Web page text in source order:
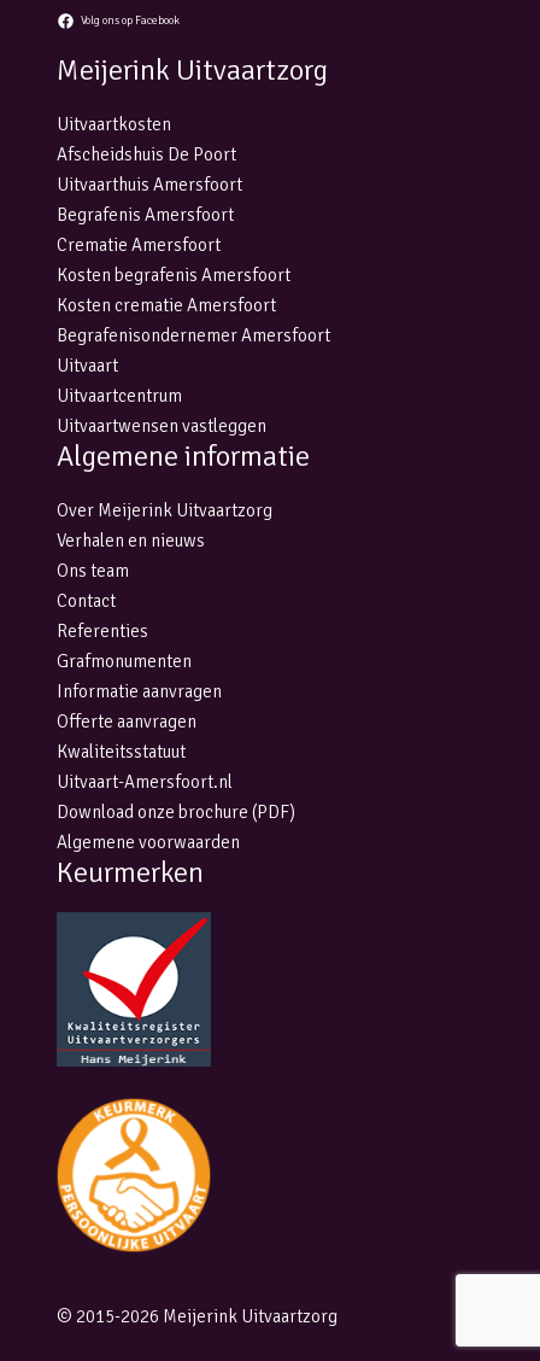
Volg ons op Facebook
Meijerink Uitvaartzorg
Uitvaartkosten
Afscheidshuis De Poort
Uitvaarthuis Amersfoort
Begrafenis Amersfoort
Crematie Amersfoort
Kosten begrafenis Amersfoort
Kosten crematie Amersfoort
Begrafenisondernemer Amersfoort
Uitvaart
Uitvaartcentrum
Uitvaartwensen vastleggen
Algemene informatie
Over Meijerink Uitvaartzorg
Verhalen en nieuws
Ons team
Contact
Referenties
Grafmonumenten
Informatie aanvragen
Offerte aanvragen
Kwaliteitsstatuut
Uitvaart-Amersfoort.nl
Download onze brochure (PDF)
Algemene voorwaarden
Keurmerken
© 2015-2026 Meijerink Uitvaartzorg